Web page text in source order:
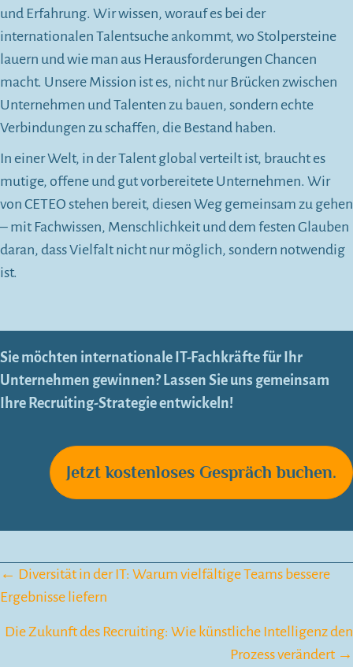
und Erfahrung. Wir wissen, worauf es bei der
internationalen Talentsuche ankommt, wo Stolpersteine
lauern und wie man aus Herausforderungen Chancen
macht. Unsere Mission ist es, nicht nur Brücken zwischen
Unternehmen und Talenten zu bauen, sondern echte
Verbindungen zu schaffen, die Bestand haben.
In einer Welt, in der Talent global verteilt ist, braucht es
mutige, offene und gut vorbereitete Unternehmen. Wir
von CETEO stehen bereit, diesen Weg gemeinsam zu gehen
– mit Fachwissen, Menschlichkeit und dem festen Glauben
daran, dass Vielfalt nicht nur möglich, sondern notwendig
ist.
Sie möchten internationale IT-Fachkräfte für Ihr
Unternehmen gewinnen? Lassen Sie uns gemeinsam
Ihre Recruiting-Strategie entwickeln!
Jetzt kostenloses Gespräch buchen.
Posts
navigation
← Diversität in der IT: Warum vielfältige Teams bessere
Ergebnisse liefern
Die Zukunft des Recruiting: Wie künstliche Intelligenz den
Prozess verändert →